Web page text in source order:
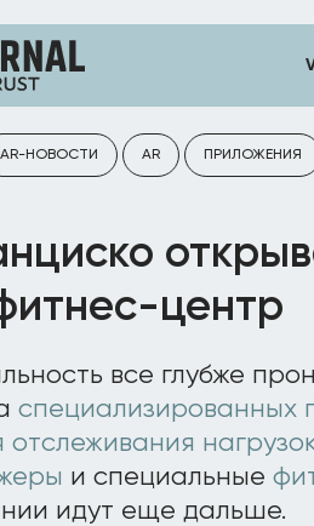
AR-НОВОСТИ AR ПРИЛОЖЕНИЯ
центр
все глубже
специализированных
отслеживания
и специальные
идут еще дальше.